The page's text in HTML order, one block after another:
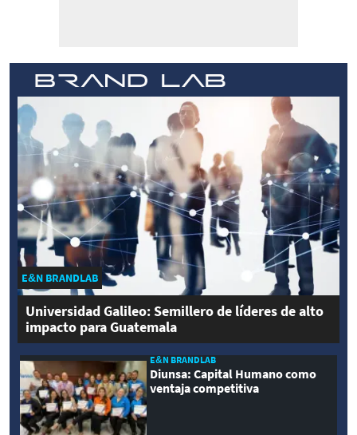
E&N BRANDLAB
Universidad Galileo: Semillero de líderes de alto
impacto para Guatemala
E&N BRANDLAB
Diunsa: Capital Humano como
ventaja competitiva